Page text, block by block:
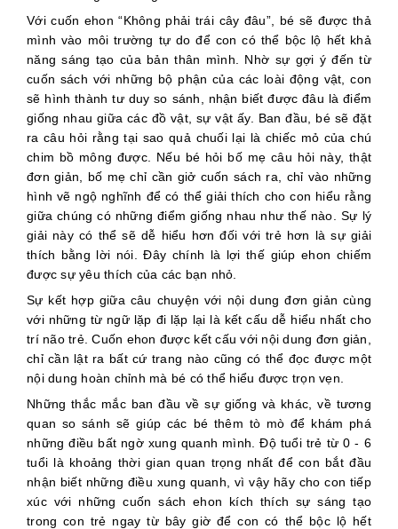
Với cuốn ehon “Không phải trái cây đâu”, bé sẽ được thả
mình vào môi trường tự do để con có thể bộc lộ hết khả
năng sáng tạo của bản thân mình. Nhờ sự gợi ý đến từ
cuốn sách với những bộ phận của các loài động vật, con
sẽ hình thành tư duy so sánh, nhận biết được đâu là điểm
giống nhau giữa các đồ vật, sự vật ấy. Ban đầu, bé sẽ đặt
ra câu hỏi rằng tại sao quả chuối lại là chiếc mỏ của chú
chim bồ mông được. Nếu bé hỏi bố mẹ câu hỏi này, thật
đơn giản, bố mẹ chỉ cần giở cuốn sách ra, chỉ vào những
hình vẽ ngộ nghĩnh để có thể giải thích cho con hiểu rằng
giữa chúng có những điểm giống nhau như thế nào. Sự lý
giải này có thể sẽ dễ hiểu hơn đối với trẻ hơn là sự giải
thích bằng lời nói. Đây chính là lợi thế giúp ehon chiếm
được sự yêu thích của các bạn nhỏ.
Sự kết hợp giữa câu chuyện với nội dung đơn giản cùng
với những từ ngữ lặp đi lặp lại là kết cấu dễ hiểu nhất cho
trí não trẻ. Cuốn ehon được kết cấu với nội dung đơn giản,
chỉ cần lật ra bất cứ trang nào cũng có thể đọc được một
nội dung hoàn chỉnh mà bé có thể hiểu được trọn vẹn.
Những thắc mắc ban đầu về sự giống và khác, về tương
quan so sánh sẽ giúp các bé thêm tò mò để khám phá
những điều bất ngờ xung quanh mình. Độ tuổi trẻ từ 0 - 6
tuổi là khoảng thời gian quan trọng nhất để con bắt đầu
nhận biết những điều xung quanh, vì vậy hãy cho con tiếp
xúc với những cuốn sách ehon kích thích sự sáng tạo
trong con trẻ ngay từ bây giờ để con có thể bộc lộ hết